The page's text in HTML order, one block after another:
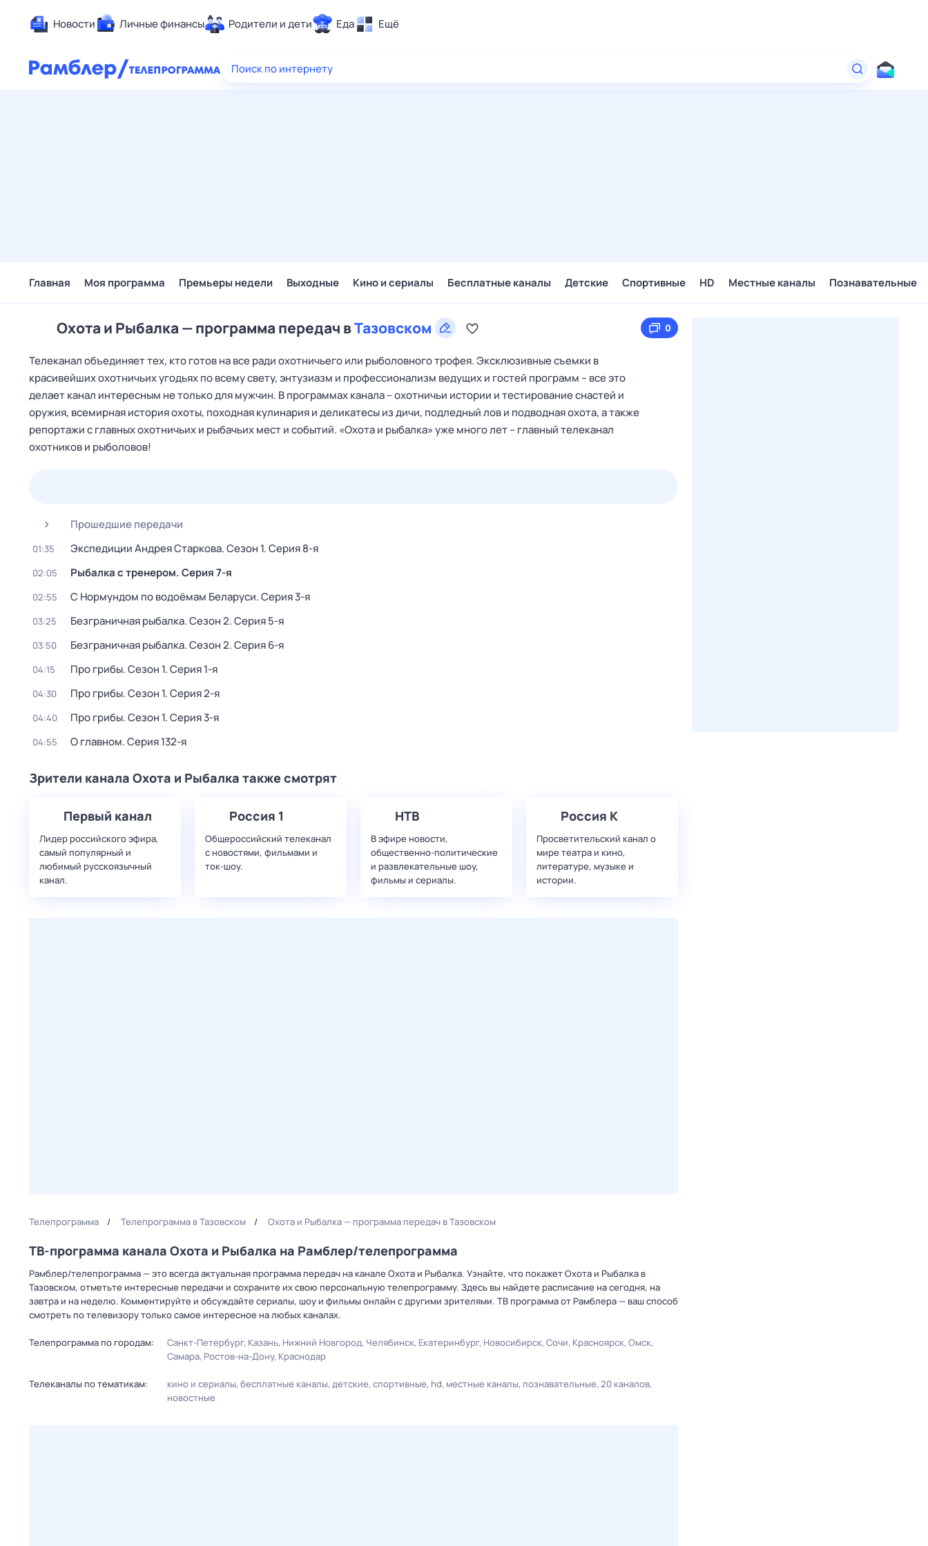
Новости Личные финансы Родители и дети Еда Ещё
Здоровье
Поиск по интернету
Главная Моя программа Премьеры недели Выходные Кино и сериалы Бесплатные каналы Детские Спортивные HD Местные каналы Познавательные
Охота и Рыбалка — программа передач вТазовском 0
Телеканал объединяет тех, кто готов на все ради охотничьего или рыболовного трофея. Эксклюзивные съемки в
красивейших охотничьих угодьях по всему свету, энтузиазм и профессионализм ведущих и гостей программ – все это
делает канал интересным не только для мужчин. В программах канала – охотничьи истории и тестирование снастей и
оружия, всемирная история охоты, походная кулинария и деликатесы из дичи, подледный лов и подводная охота, а также
репортажи с главных охотничьих и рыбачьих мест и событий. «Охота и рыбалка» уже много лет – главный телеканал
охотников и рыболовов!
Прошедшие передачи
01:35 Экспедиции Андрея Старкова. Сезон 1. Серия 8-я
02:05 Рыбалка с тренером. Серия 7-я
02:55 С Нормундом по водоёмам Беларуси. Серия 3-я
03:25 Безгрaничнaя pыбалка. Сезон 2. Серия 5-я
03:50 Безгрaничнaя pыбалка. Сезон 2. Серия 6-я
04:15 Про грибы. Сезон 1. Серия 1-я
04:30 Про грибы. Сезон 1. Серия 2-я
04:40 Про грибы. Сезон 1. Серия 3-я
04:55 О главном. Серия 132-я
Зрители канала Охота и Рыбалка также смотрят
Первый канал
Лидер российского эфира,
самый популярный и
любимый русскоязычный
канал.
Россия 1
Общероссийский телеканал
с новостями, фильмами и
ток-шоу.
НТВ
В эфире новости,
общественно-политические
и развлекательные шоу,
фильмы и сериалы.
Россия К
Просветительский канал о
мире театра и кино,
литературе, музыке и
истории.
Телепрограмма Телепрограмма в Тазовском Охота и Рыбалка — программа передач в Тазовском
ТВ-программа канала Охота и Рыбалка на Рамблер/телепрограмма
Рамблер/телепрограмма — это всегда актуальная программа передач на канале Охота и Рыбалка. Узнайте, что покажет Охота и Рыбалка в
Тазовском, отметьте интересные передачи и сохраните их свою персональную телепрограмму. Здесь вы найдете расписание на сегодня, на
завтра и на неделю. Комментируйте и обсуждайте сериалы, шоу и фильмы онлайн с другими зрителями. ТВ программа от Рамблера — ваш способ
смотреть по телевизору только самое интересное на любых каналах.
Телепрограмма по городам: Санкт-Петербург Казань Нижний Новгород Челябинск Екатеринбург Новосибирск Сочи Красноярск Омск
Самара Ростов-на-Дону Краснодар
Телеканалы по тематикам: кино и сериалы бесплатные каналы детские спортивные hd местные каналы познавательные 20 каналов
новостные